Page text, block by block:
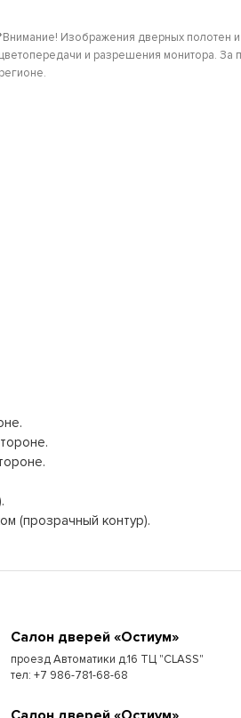
Изображения дверных полотен и
цветопередачи и разрешения монитора. За
регионе.
(прозрачный контур).
Cалон дверей «Остиум»
проезд Автоматики д.16 ТЦ "CLASS"
тел: +7 986-781-68-68